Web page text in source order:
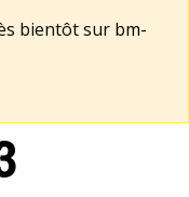
bientôt sur bm-